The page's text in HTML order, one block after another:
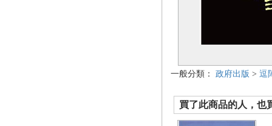
一般分類： 政府出版 > 逗
買了此商品的人，也